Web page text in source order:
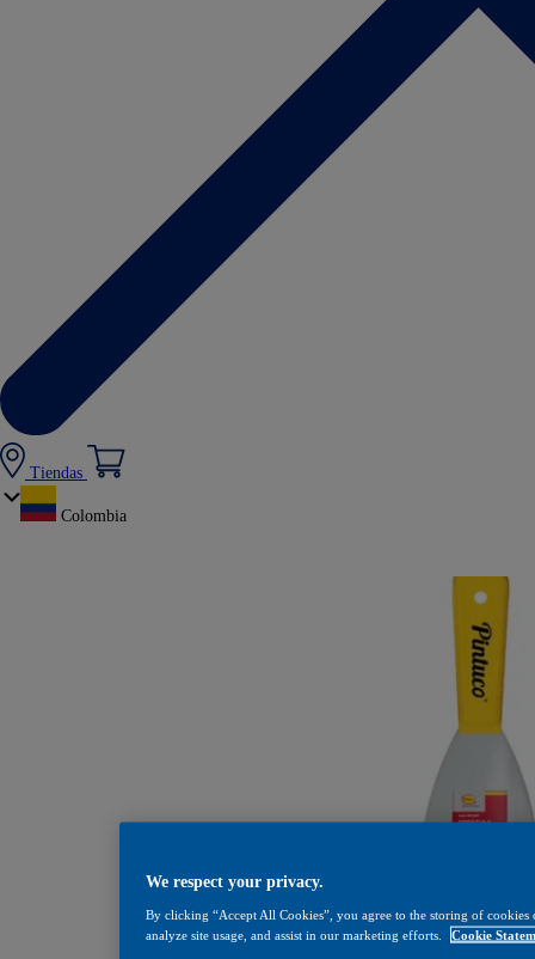
Tiendas
Colombia
Espátula Flexible
We respect your privacy.
By clicking “Accept All Cookies”, you agree to the storing of
analyze site usage, and assist in our marketing efforts.
Cookie